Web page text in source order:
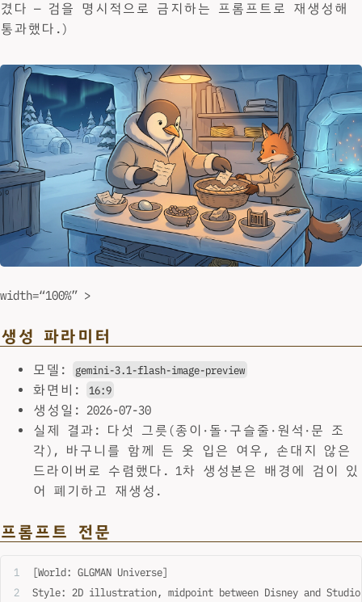
겼다 — 검을 명시적으로 금지하는 프롬프트로 재생성해
통과했다.)
width=“100%” >
생성 파라미터
모델: gemini-3.1-flash-image-preview
화면비: 16:9
생성일: 2026-07-30
실제 결과: 다섯 그릇(종이·돌·구슬줄·원석·문 조
각), 바구니를 함께 든 옷 입은 여우, 손대지 않은
드라이버로 수렴했다. 1차 생성본은 배경에 검이 있
어 폐기하고 재생성.
프롬프트 전문
[World: GLGMAN Universe]
Style: 2D illustration, midpoint between Disney and